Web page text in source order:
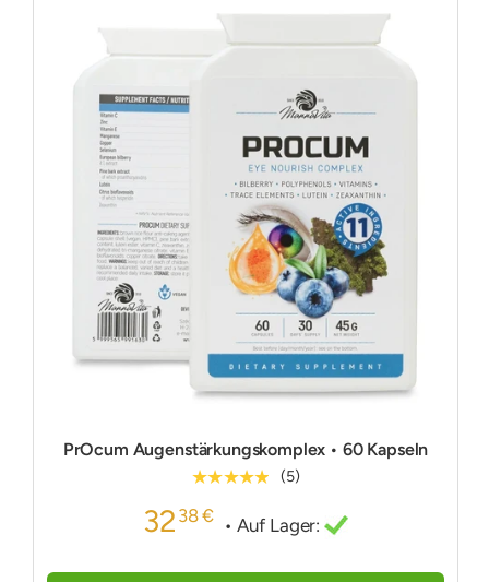
PrOcum Augenstärkungskomplex • 60 Kapseln
★★★★★ (5)
32 38 € • Auf Lager: